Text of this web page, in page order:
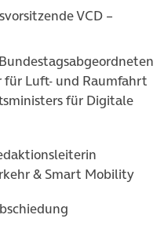
VCD –
Luft- und Raumfahrt
für Digitale
& Smart Mobility